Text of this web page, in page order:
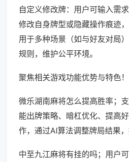
自定义修改牌：用户可输入需
修改自身牌型或隐藏操作痕迹
用于多种场景（如与好友对局
规则，维护公平环境。
聚焦相关游戏功能优势与特色！
微乐湖南麻将怎么提高胜率；
能出牌策略、暗杠优化、提高
作，通过AI算法调整牌局结果，
中至九江麻将有挂的吗；用户